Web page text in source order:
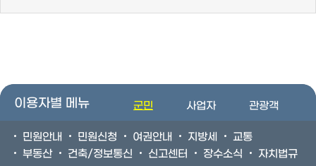
이용자별 메뉴 군민 사업자 관광객
민원안내 민원신청 여권안내 지방세
교통
부동산
건축/정보통신 신고센터 장수소식 자치법규